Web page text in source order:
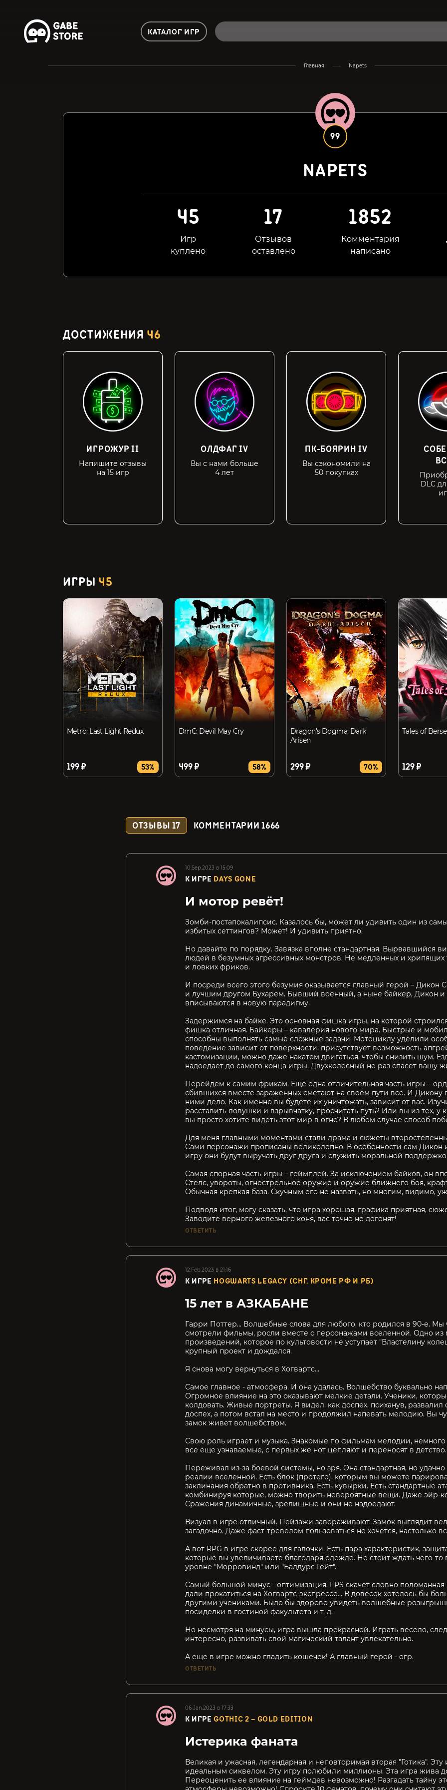
КАТАЛОГ ИГР
Главная Napets
99
NAPETS
45
Игр
куплено
17
Отзывов
оставлено
1852
Комментария
написано
ДОСТИЖЕНИЯ 46
ИГРОЖУР II
Напишите отзывы
на 15 игр
ОЛДФАГ IV
Вы с нами больше
4 лет
ПК-БОЯРИН IV
Вы сэкономили на
50 покупках
DLC
ИГРЫ 45
Metro: Last Light Redux
199 ₽ 53%
DmC: Devil May Cry
499 ₽ 58%
Dragon's Dogma: Dark
Arisen
299 ₽ 70%
Tales of
129 ₽
ОТЗЫВЫ17 КОММЕНТАРИИ1666
10.Sep.2023 в 15:09
К ИГРЕ DAYS GONE
И мотор ревёт!
Зомби-постапокалипсис. Казалось бы, может ли удивить один из
избитых сеттингов? Может! И удивить приятно.
Но давайте по порядку. Завязка вполне стандартная. Вырвавшийся
людей в безумных агрессивных монстров. Не медленных и хрипящих
и ловких фриков.
И посреди всего этого безумия оказывается главный герой – Дикон
и лучшим другом Бухарем. Бывший военный, а ныне байкер, Дикон и
вписываются в новую парадигму.
Задержимся на байке. Это основная фишка игры, на которой
фишка отличная. Байкеры – кавалерия нового мира. Быстрые и
способны выполнять самые сложные задачи. Мотоциклу уделили
поведение зависит от поверхности, присутствует возможность
кастомизации, можно даже накатом двигаться, чтобы снизить шум.
надоедает до самого конца игры. Двухколесный не раз спасет вашу
Перейдем к самим фрикам. Ещё одна отличительная часть игры –
сбившихся вместе заражённых сметают на своём пути всё. И Дикону
ними дело. Как именно вы будете их уничтожать, зависит от вас.
расставить ловушки и взрывчатку, просчитать путь? Или вы из тех, у
вы просто хотите видеть этот мир в огне? В любом случае способ
Для меня главными моментами стали драма и сюжеты
Сами персонажи прописаны великолепно. В особенности сам Дикон
игру они будут выручать друг друга и служить моральной
Самая спорная часть игры – геймплей. За исключением байков, он
Стелс, увороты, огнестрельное оружие и оружие ближнего боя,
Обычная крепкая база. Скучным его не назвать, но многим, видимо,
Подводя итог, могу сказать, что игра хорошая, графика приятная,
Заводите верного железного коня, вас точно не догонят!
ОТВЕТИТЬ
12.Feb.2023 в 21:16
К ИГРЕ HOGWARTS LEGACY (СНГ, КРОМЕ РФ И РБ)
15 лет в АЗКАБАНЕ
Гарри Поттер... Волшебные слова для любого, кто родился в 90-е. Мы
смотрели фильмы, росли вместе с персонажами вселенной. Одно
произведений, которое по культовости не уступает "Властелину
крупный проект и дождался.
Я снова могу вернуться в Хогвартс...
Самое главное - атмосфера. И она удалась. Волшебство буквально
Огромное влияние на это оказывают мелкие детали. Ученики,
колдовать. Живые портреты. Я видел, как доспех, психанув,
доспех, а потом встал на место и продолжил напевать мелодию. Вы
замок живет волшебством.
Свою роль играет и музыка. Знакомые по фильмам мелодии,
все еще узнаваемые, с первых же нот цепляют и переносят в детство.
Переживал из-за боевой системы, но зря. Она стандартная, но
реалии вселенной. Есть блок (протего), которым вы можете
заклинания обратно в противника. Есть кувырки. Есть стандартные
комбинируя которые, можно творить невероятные вещи. Даже эйр-
Сражения динамичные, зрелищные и они не надоедают.
Визуал в игре отличный. Пейзажи завораживают. Замок выглядит
загадочно. Даже фаст-тревелом пользоваться не хочется, настолько
А вот RPG в игре скорее для галочки. Есть пара характеристик,
которые вы увеличиваете благодаря одежде. Не стоит ждать чего-то
уровне "Морровинд" или "Балдурс Гейт".
Самый большой минус - оптимизация. FPS скачет словно
дали прокатиться на Хогвартс-экспрессе... В довесок хотелось бы
другими учениками. Было бы здорово увидеть волшебные
посиделки в гостиной факультета и т. д.
Но несмотря на минусы, игра вышла прекрасной. Играть весело,
интересно, развивать свой магический талант увлекательно.
А еще в игре можно гладить кошечек! А главный герой - огр.
ОТВЕТИТЬ
06.Jan.2023 в 17:33
К ИГРЕGOTHIC 2 – GOLD EDITION
Истерика фаната
Великая и ужасная, легендарная и неповторимая вторая "Готика". Эту
идеальным сиквелом. Эту игру полюбили миллионы. Эта игра жива
Переоценить ее влияние на геймдев невозможно! Разгадать тайну